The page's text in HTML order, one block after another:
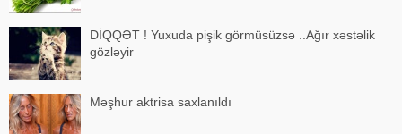
DİQQƏT ! Yuxuda pişik görmüsüzsə ..Ağır xəstəlik
gözləyir
Məşhur aktrisa saxlanıldı